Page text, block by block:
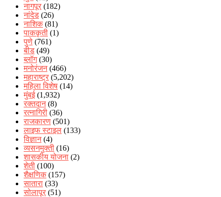
नागपूर (182)
नांदेड (26)
नाशिक (81)
पाककृती (1)
पुणे (761)
बीड (49)
ब्लॉग(30)
मनोरंजन(466)
महाराष्ट्र (5,202)
महिला विशेष (14)
मुंबई(1,932)
रक्‍तदान(8)
रत्नागिरी (36)
राजकारण (501)
लाइफ स्टाइल (133)
विज्ञान(4)
व्यसनमुक्ती (16)
शासकीय योजना (2)
शेती (100)
शैक्षणिक (157)
सातारा (33)
सोलापूर (51)